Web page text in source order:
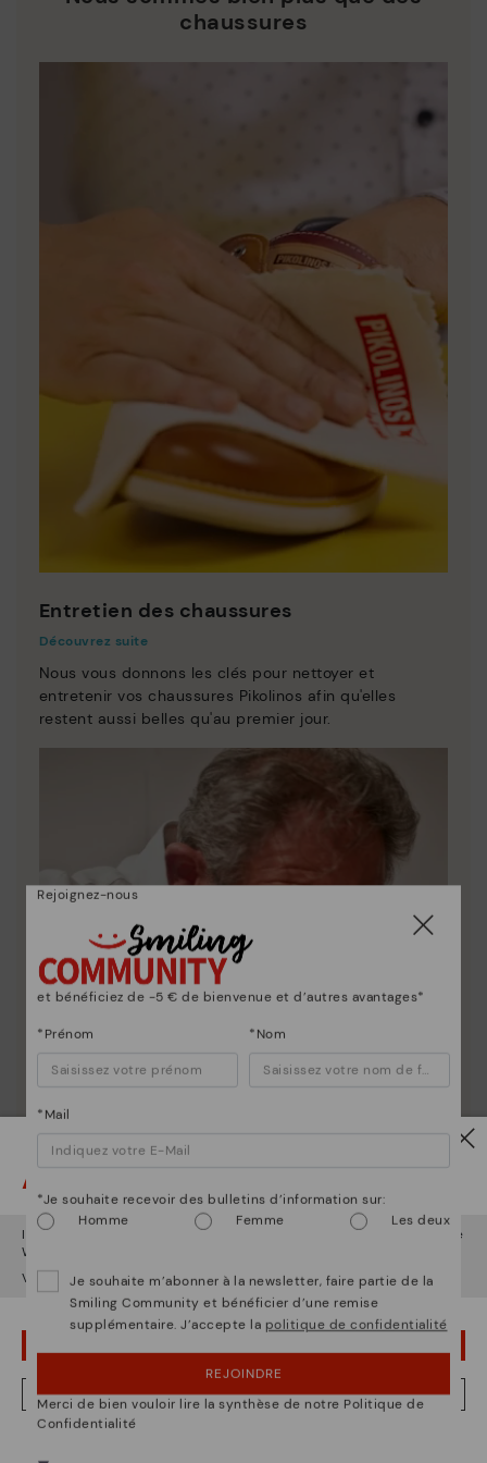
chaussures
Entretien des chaussures
Découvrez suite
Nous vous donnons les clés pour nettoyer et
entretenir vos chaussures Pikolinos afin qu'elles
restent aussi belles qu'au premier jour.
La nature de Pikolinos
Découvrez suite
Depuis 1984, nous nous efforçons de rendre chaque
Attention !
Il semble que vous êtes enÉtats-Unis
et vous allez accéder au site
Web de
Voulez-vous aller sur le site Web deÉtats-Unis?
NON, JE VEUX ALLER SUR LE SITE WEB DU LUXEMBOURG
Rejoignez-nous
et bénéficiez de -5 € de bienvenue et d’autres avantages*
*Prénom *Nom
*Mail
*Je souhaite recevoir des bulletins d’information sur:
Homme
Femme Les deux
Je souhaite m’abonner à la newsletter, faire partie de la
Smiling Community et bénéficier d’une remise
supplémentaire. J’accepte la politique de confidentialité
REJOINDRE
Merci de bien vouloir lire la synthèse de notre Politique de
Confidentialité